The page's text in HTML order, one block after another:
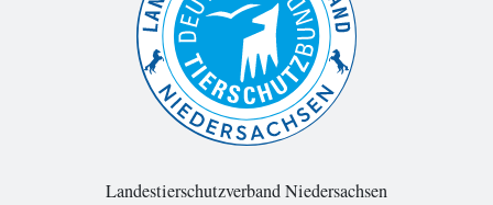
Landestierschutzverband Niedersachsen